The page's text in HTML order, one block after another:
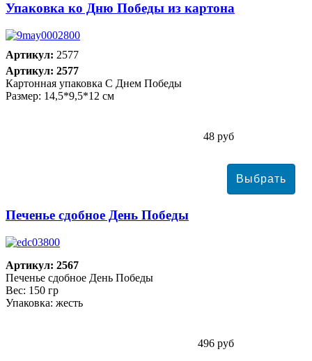
Упаковка ко Дню Победы из картона
Артикул: 2577
Артикул: 2577
Картонная упаковка С Днем Победы
Размер: 14,5*9,5*12 см
48 руб
Печенье сдобное День Победы
Артикул: 2567
Печенье сдобное День Победы
Вес: 150 гр
Упаковка: жесть
496 руб